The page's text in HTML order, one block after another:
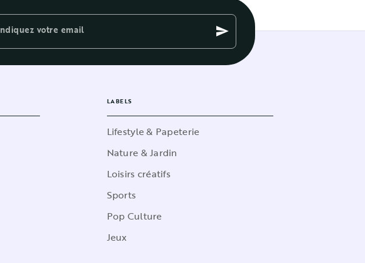
votre email send
LABELS
Lifestyle & Papeterie
Nature & Jardin
Loisirs créatifs
Sports
Pop Culture
Jeux